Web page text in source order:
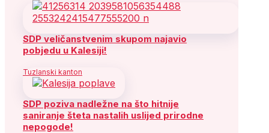
SDP veličanstvenim skupom najavio
pobjedu u Kalesiji!
Tuzlanski kanton
SDP poziva nadležne na što hitnije
saniranje šteta nastalih uslijed prirodne
nepogode!